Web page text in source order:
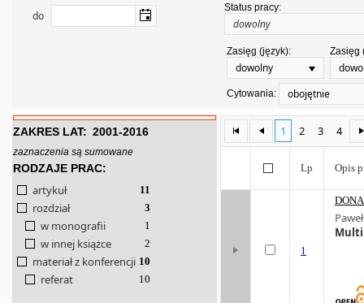
do
Status pracy:
Zasięg (język):
dowolny
Zasięg
Cytowania: obojętnie
ZAKRES LAT: 2001-2016
zaznaczenia są sumowane
RODZAJE PRAC:
artykuł 11
rozdział 3
w monografii 1
w innej książce 2
materiał z konferencji 10
referat 10
1 2 3 4
Lp Opis
1